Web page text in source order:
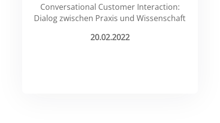
Conversational Customer Interaction:
Dialog zwischen Praxis und Wissenschaft
20.02.2022